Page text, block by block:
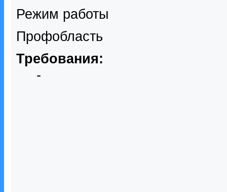
Режим работы
Профобласть
Требования:
-